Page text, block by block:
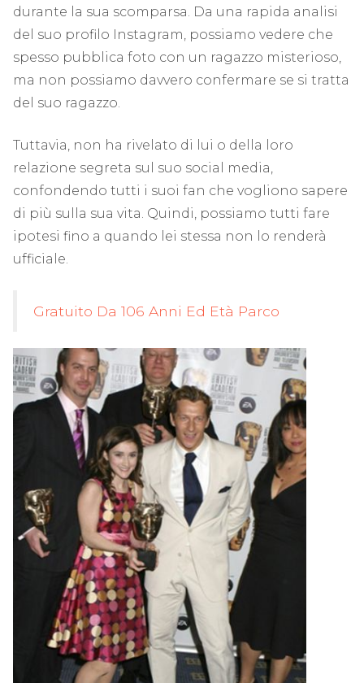
durante la sua scomparsa. Da una rapida analisi
del suo profilo Instagram, possiamo vedere che
spesso pubblica foto con un ragazzo misterioso,
ma non possiamo davvero confermare se si tratta
del suo ragazzo.
Tuttavia, non ha rivelato di lui o della loro
relazione segreta sul suo social media,
confondendo tutti i suoi fan che vogliono sapere
di più sulla sua vita. Quindi, possiamo tutti fare
ipotesi fino a quando lei stessa non lo renderà
ufficiale.
Gratuito Da 106 Anni Ed Età Parco